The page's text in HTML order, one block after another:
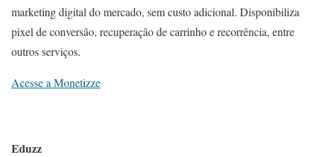
marketing digital do mercado, sem custo adicional. Disponibiliza
pixel de conversão, recuperação de carrinho e recorrência, entre
outros serviços.
Acesse a Monetizze
Eduzz